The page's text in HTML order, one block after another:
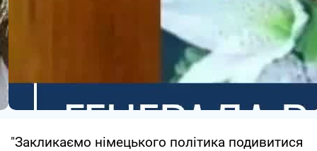
"Закликаємо німецького політика подивитися